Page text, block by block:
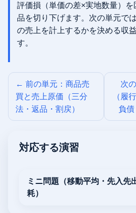
評価損（単価の差×実地数量）
品を切り下げます。次の単元で
の売上を計上するかを決める収
す。
← 前の単元：商品売
買と売上原価（三分
法・返品・割戻）
次
（履
負
対応する演習
ミニ問題（移動平均・先入先
耗）